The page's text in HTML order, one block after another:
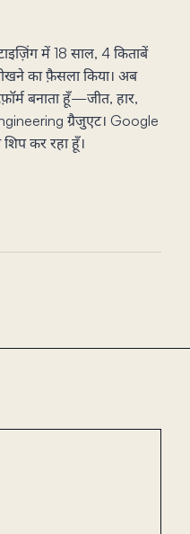
में 18 साल, 4 किताबें
का फ़ैसला किया। अब
बनाता हूँ—जीत, हार,
ग्रैजुएट। Google
कर रहा हूँ।